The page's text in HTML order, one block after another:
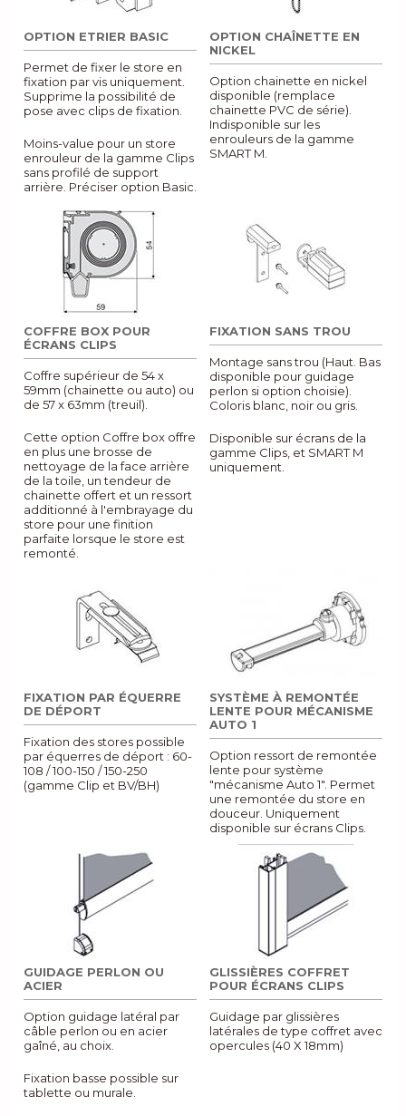
OPTION ETRIER BASIC
Permet de fixer le store en
fixation par vis uniquement.
Supprime la possibilité de
pose avec clips de fixation.
Moins-value pour un store
enrouleur de la gamme Clips
sans profilé de support
arrière. Préciser option Basic.
OPTION CHAÎNETTE EN
NICKEL
Option chainette en nickel
disponible (remplace
chainette PVC de série).
Indisponible sur les
enrouleurs de la gamme
SMART M.
COFFRE BOX POUR
ÉCRANS CLIPS
Coffre supérieur de 54 x
59mm (chainette ou auto) ou
de 57 x 63mm (treuil).
Cette option Coffre box offre
en plus une brosse de
nettoyage de la face arrière
de la toile, un tendeur de
chainette offert et un ressort
additionné à l'embrayage du
store pour une finition
parfaite lorsque le store est
remonté.
FIXATION SANS TROU
Montage sans trou (Haut. Bas
disponible pour guidage
perlon si option choisie).
Coloris blanc, noir ou gris.
Disponible sur écrans de la
gamme Clips, et SMART M
uniquement.
FIXATION PAR ÉQUERRE
DE DÉPORT
Fixation des stores possible
par équerres de déport : 60-
108 / 100-150 / 150-250
(gamme Clip et BV/BH)
SYSTÈME À REMONTÉE
LENTE POUR MÉCANISME
AUTO 1
Option ressort de remontée
lente pour système
"mécanisme Auto 1". Permet
une remontée du store en
douceur. Uniquement
disponible sur écrans Clips.
GUIDAGE PERLON OU
ACIER
Option guidage latéral par
câble perlon ou en acier
gaîné, au choix.
Fixation basse possible sur
tablette ou murale.
GLISSIÈRES COFFRET
POUR ÉCRANS CLIPS
Guidage par glissières
latérales de type coffret avec
opercules (40 X 18mm)